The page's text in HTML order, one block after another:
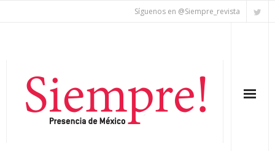
Síguenos en @Siempre_revista